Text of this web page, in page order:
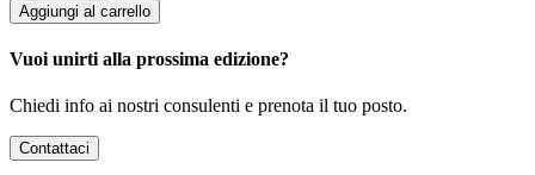
Aggiungi al carrello
Vuoi unirti alla prossima edizione?
Chiedi info ai nostri consulenti e prenota il tuo posto.
Contattaci